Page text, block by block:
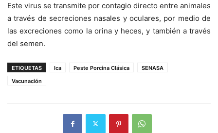
Este virus se transmite por contagio directo entre animales
a través de secreciones nasales y oculares, por medio de
las excreciones como la orina y heces, y también a través
del semen.
ETIQUETAS Ica Peste Porcina Clásica
SENASA
Vacunación